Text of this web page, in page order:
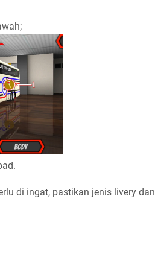
di ingat, pastikan jenis livery dan